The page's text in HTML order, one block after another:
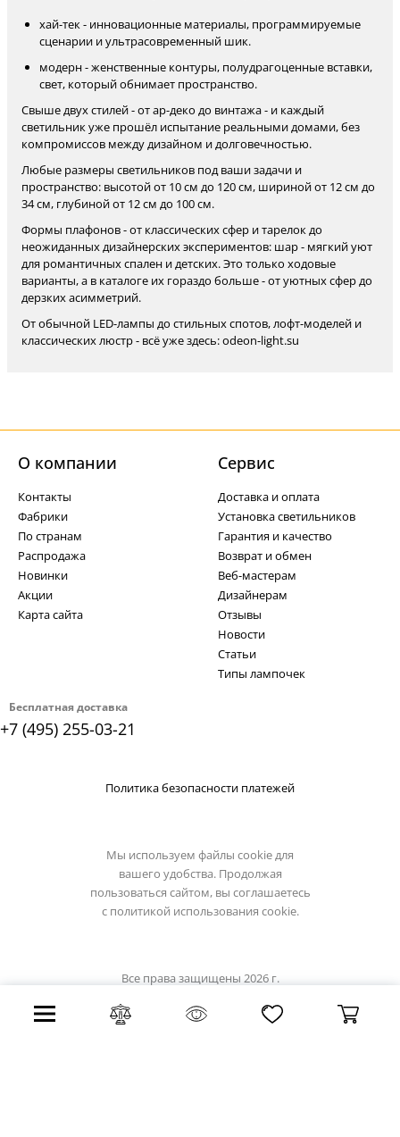
хай-тек - инновационные материалы, программируемые
сценарии и ультрасовременный шик.
модерн - женственные контуры, полудрагоценные вставки,
свет, который обнимает пространство.
Свыше двух стилей - от ар-деко до винтажа - и каждый
светильник уже прошёл испытание реальными домами, без
компромиссов между дизайном и долговечностью.
Любые размеры светильников под ваши задачи и
пространство: высотой от 10 см до 120 см, шириной от 12 см до
34 см, глубиной от 12 см до 100 см.
Формы плафонов - от классических сфер и тарелок до
неожиданных дизайнерских экспериментов: шар - мягкий уют
для романтичных спален и детских. Это только ходовые
варианты, а в каталоге их гораздо больше - от уютных сфер до
дерзких асимметрий.
От обычной LED-лампы до стильных спотов, лофт-моделей и
классических люстр - всё уже здесь: odeon-light.su
Бесплатная доставка
+7 (495) 255-03-21
О компании
Контакты
Фабрики
По странам
Распродажа
Новинки
Акции
Карта сайта
Cервис
Доставка и оплата
Установка светильников
Гарантия и качество
Возврат и обмен
Веб-мастерам
Дизайнерам
Отзывы
Новости
Статьи
Типы лампочек
Политика безопасности платежей
Мы используем файлы cookie для
вашего удобства. Продолжая
пользоваться сайтом, вы соглашаетесь
с политикой использования cookie.
Все права защищены 2026 г.